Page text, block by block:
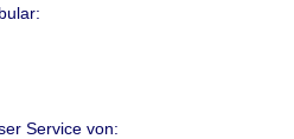
Service von: